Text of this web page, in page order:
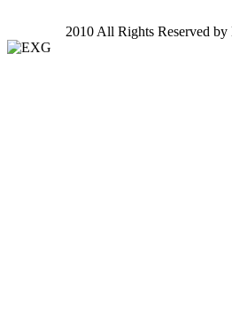
2010 All Rights Reserved